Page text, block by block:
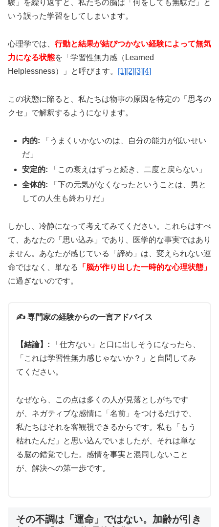
タダライトで持続時間を確認
⚖️ アバナイト：バランス型8時間継続薬
🎯 効果ピーク 42分後 の絶妙タイミング
⌛
約8時間 の理想的持続時間
ステンドラと同成分で即効性と持続性のバランスを
追求。初心者から上級者まで幅広く支持される信頼
アバナイトで詳細データ確認
🌟 ウデナイト：韓国発13時間継続の高級薬
🇰🇷 韓国ザイデナ と同成分の希少品
💰
10錠 4,000円〜 （1錠400円）
⏳
11〜13時間
希少なザイデナ系で副作用が出にくく自然な効果が
特徴。品質重視の方に選ばれるプレミアムチョイス
です。
験」を繰り返すと、私たちの脳は「何をしても無駄だ」と
いう誤った学習をしてしまいます。
心理学では、 行動と結果が結びつかない経験によって無気
力になる状態を「学習性無力感（Learned
Helplessness）」と呼びます。
[1] [2] [3] [4]
この状態に陥ると、私たちは物事の原因を特定の「思考の
クセ」で解釈するようになります。
内的: 「うまくいかないのは、自分の能力が低いせい
だ」
安定的: 「この衰えはずっと続き、二度と戻らない」
全体的: 「下の元気がなくなったということは、男と
しての人生も終わりだ」
しかし、冷静になって考えてみてください。これらはすべ
て、あなたの「思い込み」であり、医学的な事実ではあり
ません。あなたが感じている「諦め」は、変えられない運
命ではなく、単なる
「脳が作り出した一時的な心理状態」
に過ぎないのです。
✍️ 専門家の経験からの一言アドバイス
【結論】: 「仕方ない」と口に出しそうになったら、
「これは学習性無力感じゃないか？」と自問してみ
てください。
なぜなら、この点は多くの人が見落としがちです
が、ネガティブな感情に「名前」をつけるだけで、
私たちはそれを客観視できるからです。私も「もう
枯れたんだ」と思い込んでいましたが、それは単な
る脳の錯覚でした。感情を事実と混同しないこと
が、解決への第一歩です。
その不調は「運命」ではない。加齢が引き